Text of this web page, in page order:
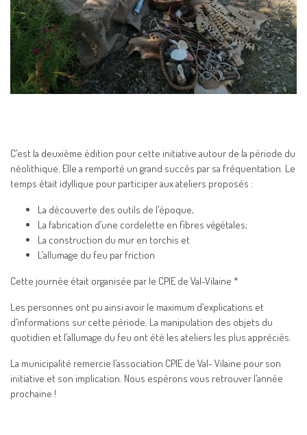
C’est la deuxième édition pour cette initiative autour de la période du
néolithique. Elle a remporté un grand succès par sa fréquentation. Le
temps était idyllique pour participer aux ateliers proposés :
La découverte des outils de l’époque,
La fabrication d’une cordelette en fibres végétales;
La construction du mur en torchis et
L’allumage du feu par friction
Cette journée était organisée par le CPIE de Val-Vilaine *
Les personnes ont pu ainsi avoir le maximum d’explications et
d’informations sur cette période. La manipulation des objets du
quotidien et l’allumage du feu ont été les ateliers les plus appréciés.
La municipalité remercie l’association CPIE de Val- Vilaine pour son
initiative et son implication. Nous espérons vous retrouver l’année
prochaine !